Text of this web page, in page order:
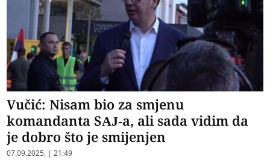
Vučić: Nisam bio za smjenu
komandanta SAJ-a, ali sada vidim da
je dobro što je smijenjen
07.09.2025. | 21:49